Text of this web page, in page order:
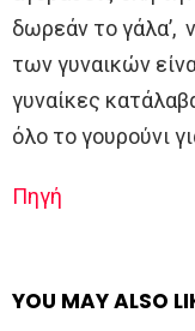
δωρεάν το γάλα’,
των γυναικών
γυναίκες
όλο το γουρούνι
Πηγή
YOU MAY ALSO